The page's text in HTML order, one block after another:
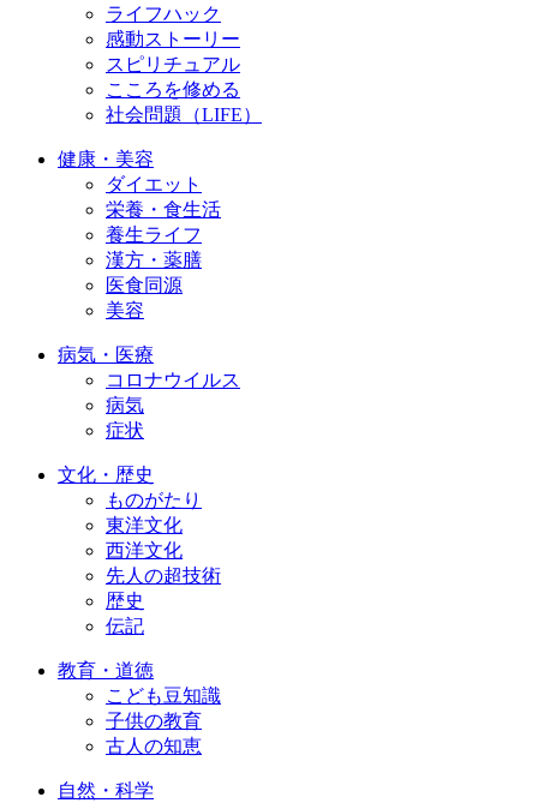
ライフハック
感動ストーリー
スピリチュアル
こころを修める
社会問題（LIFE）
健康・美容
ダイエット
栄養・食生活
養生ライフ
漢方・薬膳
医食同源
美容
病気・医療
コロナウイルス
病気
症状
文化・歴史
ものがたり
東洋文化
西洋文化
先人の超技術
歴史
伝記
教育・道徳
こども豆知識
子供の教育
古人の知恵
自然・科学